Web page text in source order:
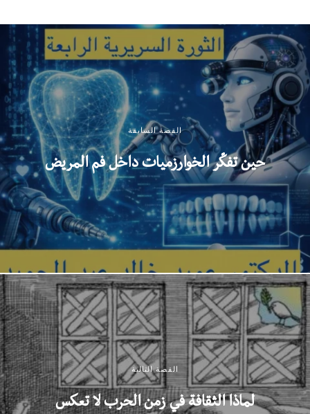
القصة السابقة
حين تفكّر الخوارزميات داخل فم المريض
القصة التالية
لماذا الثقافة في زمن الحرب لا تعكس